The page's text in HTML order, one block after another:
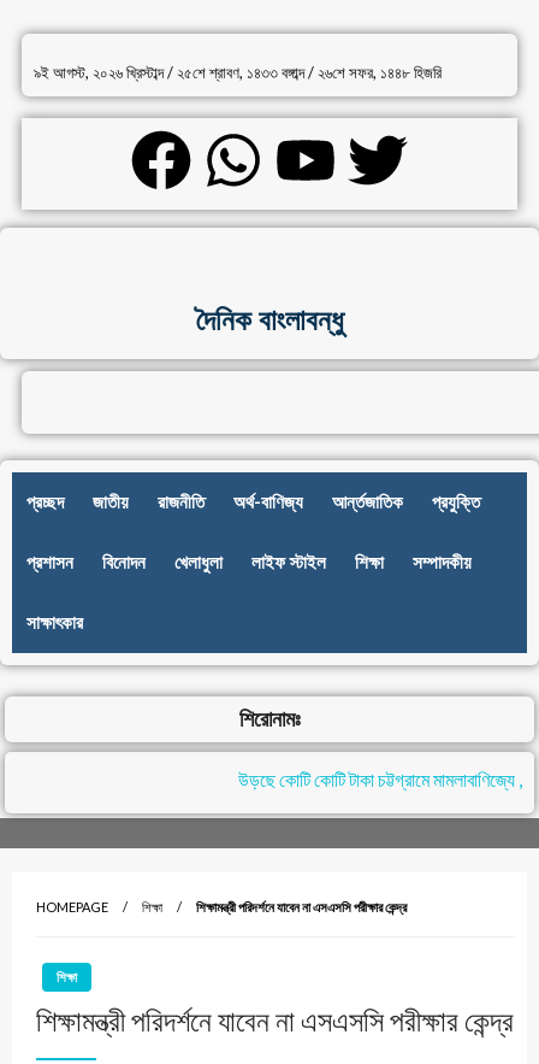
৯ই আগস্ট, ২০২৬ খ্রিস্টাব্দ / ২৫শে শ্রাবণ, ১৪৩৩ বঙ্গাব্দ / ২৬শে সফর, ১৪৪৮ হিজরি
দৈনিক বাংলাবন্ধু
প্রচ্ছদ জাতীয় রাজনীতি অর্থ-বাণিজ্য আর্ন্তজাতিক প্রযুক্তি
প্রশাসন বিনোদন খেলাধুলা লাইফ স্টাইল শিক্ষা সম্পাদকীয়
সাক্ষাৎকার
শিরোনামঃ
উড়ছে কোটি কোটি টাকা চট্টগ্রামে মামলাবাণিজ্যে ,
HOMEPAGE শিক্ষা শিক্ষামন্ত্রী পরিদর্শনে যাবেন না এসএসসি পরীক্ষার কেন্দ্র
শিক্ষা
শিক্ষামন্ত্রী পরিদর্শনে যাবেন না এসএসসি পরীক্ষার কেন্দ্র